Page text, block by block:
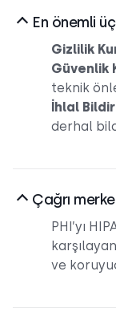
En önemli
Gizlilik
Güvenlik
teknik
İhlal
derhal
Çağrı
PHI’yı
ve